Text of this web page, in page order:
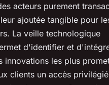
acteurs purement
ajoutée tangible pour
La veille technologique
d'identifier et
innovations les plus
clients un accès